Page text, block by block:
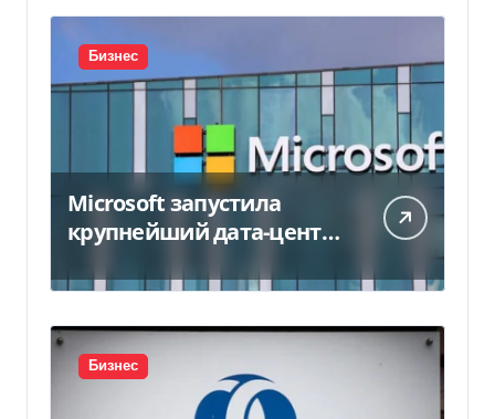
Бизнес
Microsoft запустила
крупнейший дата-центр
миллиарда
Бизнес